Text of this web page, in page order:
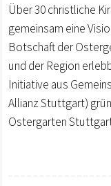
Über 30 christliche
gemeinsam eine
Botschaft der
und der Region
Initiative aus
Allianz Stuttgart)
Ostergarten Stuttgart